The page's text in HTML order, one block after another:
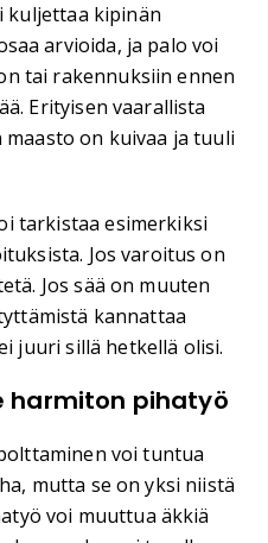
kuljettaa kipinän
arvioida, ja palo voi
tai rakennuksiin ennen
Erityisen vaarallista
on kuivaa ja tuuli
tarkistaa esimerkiksi
Jos varoitus on
Jos sää on muuten
kannattaa
juuri sillä hetkellä olisi.
harmiton pihatyö
voi tuntua
mutta se on yksi niistä
voi muuttua äkkiä